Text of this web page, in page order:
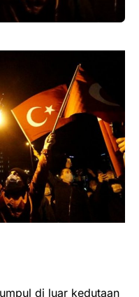
di luar kedutaan